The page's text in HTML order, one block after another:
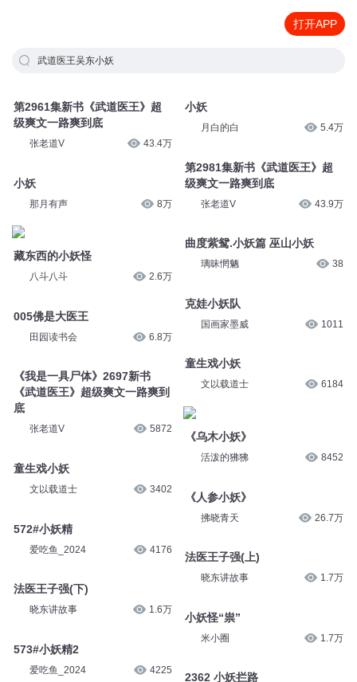
打开APP
武道医王吴东小妖
第2961集新书《武道医王》超
级爽文一路爽到底
张老道V 43.4万
小妖
那月有声 8万
藏东西的小妖怪
八斗八斗 2.6万
005佛是大医王
田园读书会 6.8万
《我是一具尸体》2697新书
《武道医王》超级爽文一路爽到
底
张老道V 5872
童生戏小妖
文以载道士 3402
572#小妖精
爱吃鱼_2024 4176
法医王子强(下)
晓东讲故事 1.6万
573#小妖精2
爱吃鱼_2024 4225
小妖
月白的白 5.4万
第2981集新书《武道医王》超
级爽文一路爽到底
张老道V 43.9万
曲度紫鸳.小妖篇 巫山小妖
璃昧惘魉 38
克娃小妖队
国画家墨威 1011
童生戏小妖
文以载道士 6184
《乌木小妖》
活泼的狒狒 8452
《人参小妖》
拂晓青天 26.7万
法医王子强(上)
晓东讲故事 1.7万
小妖怪“祟”
米小圈 1.7万
2362 小妖拦路